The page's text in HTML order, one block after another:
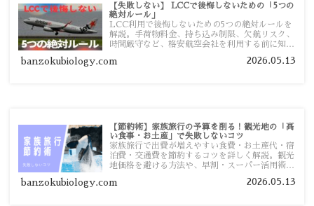
【失敗しない】 LCCで後悔しないための「5つの
絶対ルール」
LCC利用で後悔しないための5つの絶対ルールを
解説。手荷物料金、持ち込み制限、欠航リスク、
時間厳守など、格安航空会社を利用する前に知っ
す。
banzokubiology.com 2026.05.13
【節約術】家族旅行の予算を削る！観光地の「高
い食事・お土産」で失敗しないコツ
家族旅行で出費が増えやすい食費・お土産代・宿
泊費・交通費を節約するコツを詳しく解説。観光
地価格を避ける方法や、早割・スーパー活用術、
banzokubiology.com 2026.05.13